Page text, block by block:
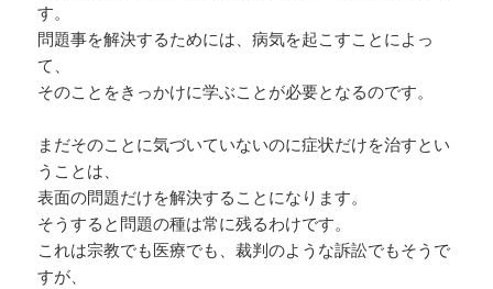
す。
問題事を解決するためには、病気を起こすことによっ
て、
そのことをきっかけに学ぶことが必要となるのです。
まだそのことに気づいていないのに症状だけを治すとい
うことは、
表面の問題だけを解決することになります。
そうすると問題の種は常に残るわけです。
これは宗教でも医療でも、裁判のような訴訟でもそうで
すが、